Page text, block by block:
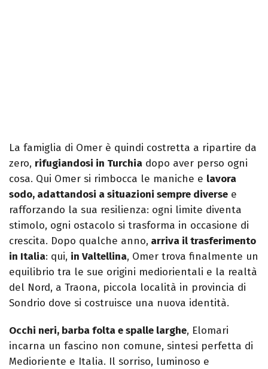
La famiglia di Omer è quindi costretta a ripartire da
zero, rifugiandosi in Turchia dopo aver perso ogni
cosa. Qui Omer si rimbocca le maniche e lavora
sodo, adattandosi a situazioni sempre diverse e
rafforzando la sua resilienza: ogni limite diventa
stimolo, ogni ostacolo si trasforma in occasione di
crescita. Dopo qualche anno, arriva il trasferimento
in Italia: qui, in Valtellina, Omer trova finalmente un
equilibrio tra le sue origini mediorientali e la realtà
del Nord, a Traona, piccola località in provincia di
Sondrio dove si costruisce una nuova identità.
Occhi neri, barba folta e spalle larghe, Elomari
incarna un fascino non comune, sintesi perfetta di
Medioriente e Italia. Il sorriso, luminoso e